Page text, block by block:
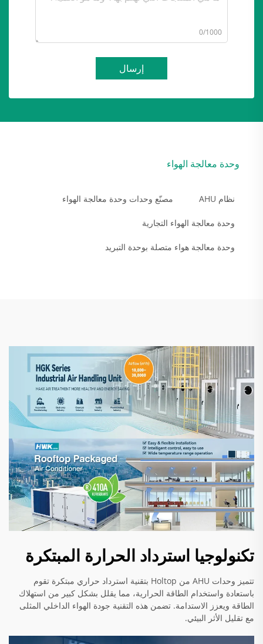
0/1000
إرسال
وحدة معالجة الهواء
نظام AHU مصنّع وحدات وحدة معالجة الهواء
وحدة معالجة الهواء التجارية
وحدة معالجة هواء متصلة بوحدة التبريد
تكنولوجيا استرداد الحرارة المبتكرة
تتميز وحدات AHU من Holtop بتقنية استرداد حراري مبتكرة تقوم
باستعادة واستخدام الطاقة الحرارية، مما يقلل بشكل كبير من استهلاك
الطاقة ويعزز الاستدامة. تضمن هذه التقنية جودة الهواء الداخلي المثلى
مع تقليل الأثر البيئي.